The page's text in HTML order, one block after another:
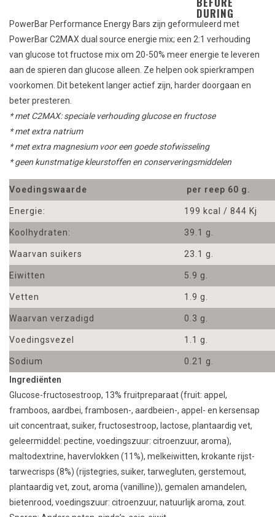
PowerBar Performance Energy Bars zijn geformuleerd met
PowerBar C2MAX dual source energie mix; een 2:1 verhouding
van glucose tot fructose mix om 20-50% meer energie te leveren
aan de spieren dan glucose alleen. Ze helpen ook spierkrampen
voorkomen. Dit betekent langer actief zijn, harder doorgaan en
beter presteren.
* met C2MAX: speciale verhouding glucose en fructose
* met extra natrium
* met extra magnesium voor een goede stofwisseling
* geen kunstmatige kleurstoffen en conserveringsmiddelen
Voedingswaarde per reep 60 g.
Energie: 199 kcal / 844 Kj
Koolhydraten: 39.1 g.
Waarvan suikers 23.1 g.
Eiwitten 5.9 g.
Vetten 1.9 g.
Waarvan verzadigd 0.3 g.
Voedingsvezel 1.1 g.
Sodium
0.21 g.
Ingrediënten
Glucose-fructosestroop, 13% fruitpreparaat (fruit: appel,
framboos, aardbei, frambosen-, aardbeien-, appel- en kersensap
uit concentraat, suiker, fructosestroop, lactose, plantaardig vet,
geleermiddel: pectine, voedingszuur: citroenzuur, aroma),
maltodextrine, havervlokken (11%), melkeiwitten, krokante rijst-
tarwecrisps (8%) (rijstegries, suiker, tarwegluten, gerstemout,
plantaardig vet, zout, aroma (vanilline)), gemalen amandelen,
bietenrood, voedingszuur: citroenzuur, natuurlijk aroma, zout.